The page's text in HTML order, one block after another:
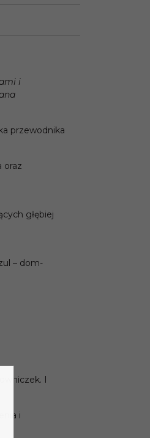
i
przewodnika
oraz
głębiej
– dom-
I
i